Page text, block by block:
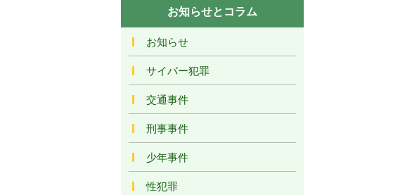
お知らせとコラム
お知らせ
サイバー犯罪
交通事件
刑事事件
少年事件
性犯罪